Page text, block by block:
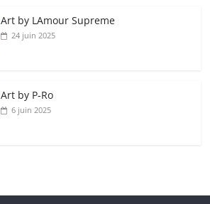
Art by LAmour Supreme
24 juin 2025
Art by P‑Ro
6 juin 2025